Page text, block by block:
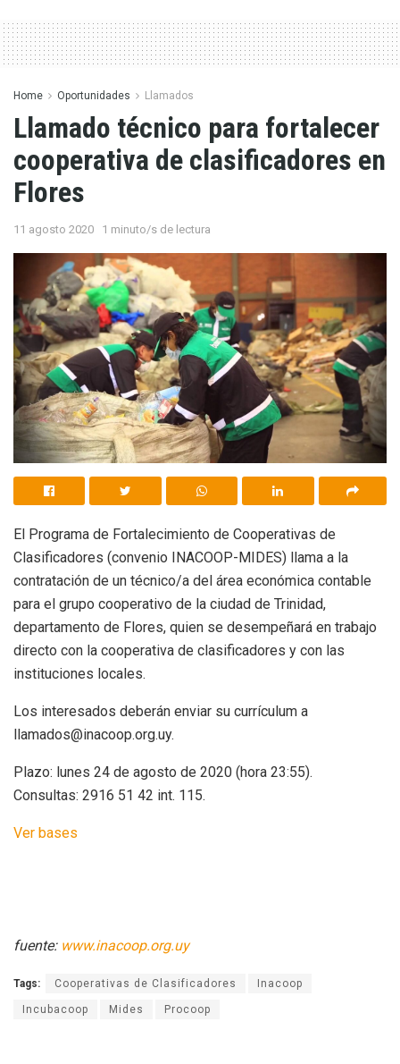
Home Oportunidades Llamados
Llamado técnico para fortalecer
cooperativa de clasificadores en
Flores
11 agosto 2020 1 minuto/s de lectura
El Programa de Fortalecimiento de Cooperativas de
Clasificadores (convenio INACOOP-MIDES) llama a la
contratación de un técnico/a del área económica contable
para el grupo cooperativo de la ciudad de Trinidad,
departamento de Flores, quien se desempeñará en trabajo
directo con la cooperativa de clasificadores y con las
instituciones locales.
Los interesados deberán enviar su currículum a
llamados@inacoop.org.uy.
Plazo: lunes 24 de agosto de 2020 (hora 23:55).
Consultas: 2916 51 42 int. 115.
Ver bases
fuente: www.inacoop.org.uy
Tags: Cooperativas de Clasificadores Inacoop
Incubacoop Mides Procoop